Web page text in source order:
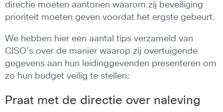
directie moeten aantonen waarom zij beveiliging
prioriteit moeten geven voordat het ergste gebeurt.
We hebben hier een aantal tips verzameld van
CISO’s over de manier waarop zij overtuigende
gegevens aan hun leidinggevenden presenteren om
zo hun budget veilig te stellen:
Praat met de directie over naleving